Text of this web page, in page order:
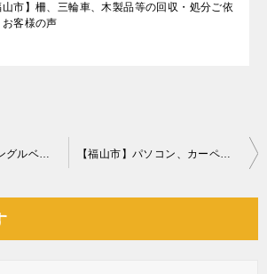
山市】柵、三輪車、木製品等の回収・処分ご依
客様の声
【福山市春日町】シングルベッドマットレス、メタルラック等の回収 【福山市】パソコン、カーペット、婚礼ダンスの回収・処分ご依頼